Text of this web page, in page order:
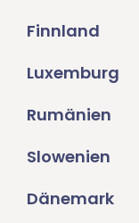
Finnland
Luxemburg
Rumänien
Slowenien
Dänemark